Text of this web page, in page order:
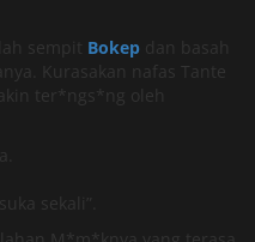
sempit Bokep dan basah
Kurasakan nafas Tante
ter*ngs*ng oleh
sekali”.